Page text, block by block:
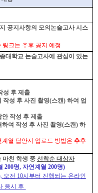
공지사항의 모의논술고사 시스
링크는 추후 공지 예정
대학교 논술고사에 관심이 있는
성 후 제출
작성 후 사진 촬영(스캔) 하여 업
안 작성 후 제출
여 작성 후 사진 촬영(스캔) 하
계열 답안지 업로드 방법은 추후
마친 학생 중 선착순대상자
200명, 자연계열 200명)
오전 10시부터 진행되는 온라인
응시 후